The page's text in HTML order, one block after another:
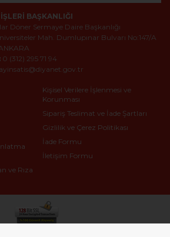
BAŞKANLIĞI
Döner Sermaye Daire Başkanlığı
Mah. Dumlupınar Bulvarı No:147/A
0 (312) 295 71 94
ve Rıza
Kişisel Verilere İşlenmesi ve
Korunması
Sipariş Teslimat ve İade Şartları
Gizlilik ve Çerez Politikası
İade Formu
İletişim Formu